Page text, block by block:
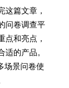
这篇文章，
问卷调查平
点和亮点，
的产品。
场景问卷使